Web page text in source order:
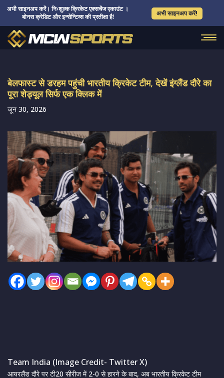
अभी साइनअप करें। निःशुल्क क्रिकेट एक्सचेंज एकाउंट ।
बोनस क्रेडिट और इन्सेन्टिव्स की प्रतीक्षा है!
अभी साइनअप करें!
बेलफास्ट से डरहम पहुंची भारतीय क्रिकेट टीम, देखें इंग्लैंड दौरे का
पूरा शेड्यूल सिर्फ एक क्लिक में
जून 30, 2026
Team India (Image Credit- Twitter X)
आयरलैंड दौरे पर टी20 सीरीज में 2-0 से हारने के बाद, अब भारतीय क्रिकेट टीम